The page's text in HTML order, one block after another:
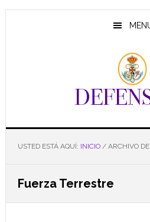
Saltar
Saltar
Saltar
USTED ESTÁ AQUÍ: INICIO /ARCHIVO
Fuerza Terrestre